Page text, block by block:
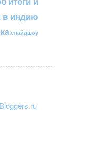
в индию
слайдшоу